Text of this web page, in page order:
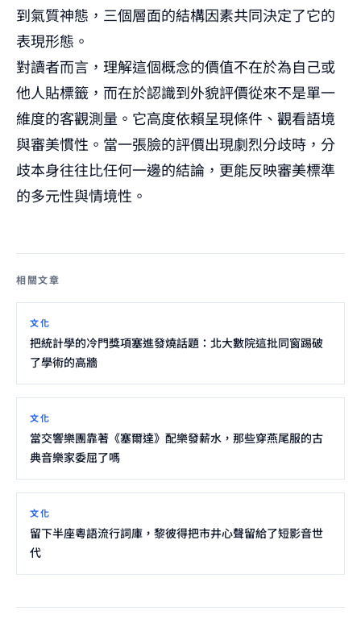
到氣質神態，三個層面的結構因素共同決定了它的
表現形態。
對讀者而言，理解這個概念的價值不在於為自己或
他人貼標籤，而在於認識到外貌評價從來不是單一
維度的客觀測量。它高度依賴呈現條件、觀看語境
與審美慣性。當一張臉的評價出現劇烈分歧時，分
歧本身往往比任何一邊的結論，更能反映審美標準
的多元性與情境性。
相關文章
文化
把統計學的冷門獎項塞進發燒話題：北大數院這批同窗踢破
了學術的高牆
文化
當交響樂團靠著《塞爾達》配樂發薪水，那些穿燕尾服的古
典音樂家委屈了嗎
文化
留下半座粵語流行詞庫，黎彼得把市井心聲留給了短影音世
代